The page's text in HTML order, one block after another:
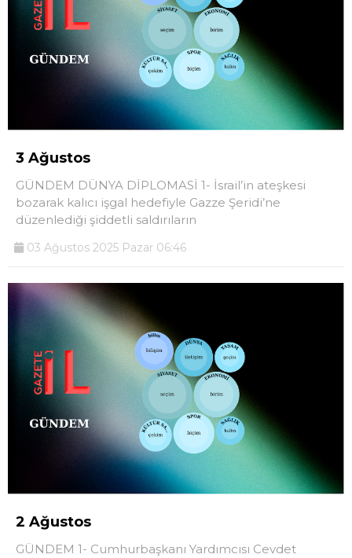
3 Ağustos
GÜNDEM DÜNYA DİPLOMASİ 1-⁠ ⁠İsrail’in ateşkesi
bozarak kalıcı işgal hedefiyle Gazze Şeridi’ne
düzenlediği şiddetli saldırıların
03 Ağustos 2025 Pazar 06:46
2 Ağustos
GÜNDEM 1- Cumhurbaşkanı Yardımcısı Cevdet